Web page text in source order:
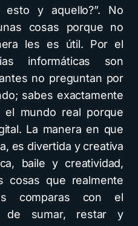
esto y aquello?”. No
cosas porque no
les es útil. Por el
informáticas son
no preguntan por
sabes exactamente
mundo real porque
La manera en que
es divertida y creativa
baile y creatividad,
cosas que realmente
comparas con el
de sumar, restar y